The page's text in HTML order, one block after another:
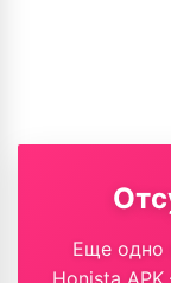
Еще одно
Honista